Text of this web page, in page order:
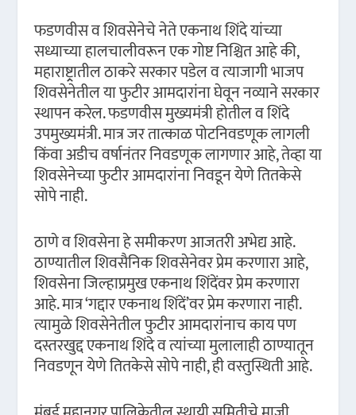
फडणवीस व शिवसेनेचे नेते एकनाथ शिंदे यांच्या
सध्याच्या हालचालीवरून एक गोष्ट निश्चित आहे की,
महाराष्ट्र्रातील ठाकरे सरकार पडेल व त्याजागी भाजप
शिवसेनेतील या फुटीर आमदारांना घेवून नव्याने सरकार
स्थापन करेल. फडणवीस मुख्यमंत्री होतील व शिंदे
उपमुख्यमंत्री. मात्र जर तात्काळ पोटनिवडणूक लागली
किंवा अडीच वर्षानंतर निवडणूक लागणार आहे, तेव्हा या
शिवसेनेच्या फुटीर आमदारांना निवडून येणे तितकेसे
सोपे नाही.
ठाणे व शिवसेना हे समीकरण आजतरी अभेद्य आहे.
ठाण्यातील शिवसैनिक शिवसेनेवर प्रेम करणारा आहे,
शिवसेना जिल्हाप्रमुख एकनाथ शिंदेंवर प्रेम करणारा
आहे. मात्र ‘गद्दार एकनाथ शिंदें’वर प्रेम करणारा नाही.
त्यामुळे शिवसेनेतील फुटीर आमदारांनाच काय पण
दस्तरखुद्द एकनाथ शिंदे व त्यांच्या मुलालाही ठाण्यातून
निवडणून येणे तितकेसे सोपे नाही, ही वस्तुस्थिती आहे.